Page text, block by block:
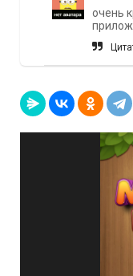
очень